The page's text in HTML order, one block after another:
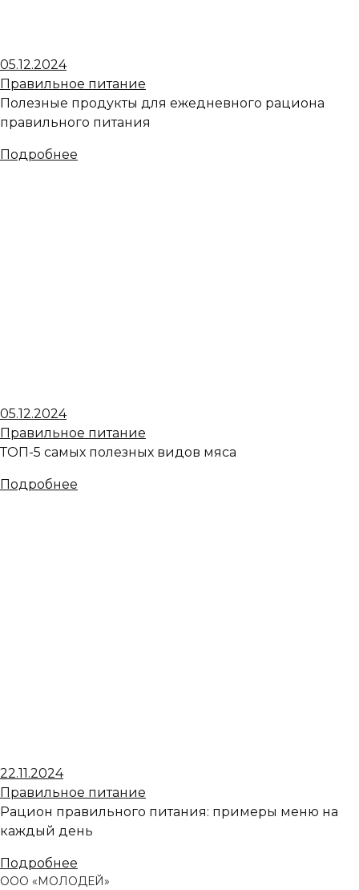
05.12.2024
Правильное питание
Полезные продукты для ежедневного рациона
правильного питания
Подробнее
05.12.2024
Правильное питание
ТОП-5 самых полезных видов мяса
Подробнее
22.11.2024
Правильное питание
Рацион правильного питания: примеры меню на
каждый день
Подробнее
ООО «МОЛОДЕЙ»